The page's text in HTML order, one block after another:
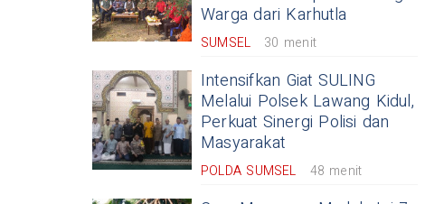
Warga dari Karhutla
SUMSEL 30 menit
Intensifkan Giat SULING
Melalui Polsek Lawang Kidul,
Perkuat Sinergi Polisi dan
Masyarakat
POLDA SUMSEL 48 menit